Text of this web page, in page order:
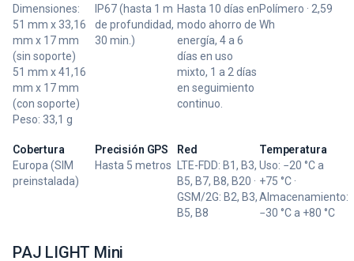
Dimensiones:
51 mm x 33,16
mm x 17 mm
(sin soporte)
51 mm x 41,16
mm x 17 mm
(con soporte)
Peso: 33,1 g
IP67 (hasta 1 m
de profundidad,
30 min.)
Hasta 10 días en
modo ahorro de
energía, 4 a 6
días en uso
mixto, 1 a 2 días
en seguimiento
continuo.
Polímero · 2,59
Wh
Cobertura
Europa (SIM
preinstalada)
Precisión GPS
Hasta 5 metros
Red
LTE-FDD: B1, B3,
B5, B7, B8, B20 ·
GSM/2G: B2, B3,
B5, B8
Temperatura
Uso: −20 °C a
+75 °C ·
Almacenamiento:
−30 °C a +80 °C
PAJ LIGHT Mini